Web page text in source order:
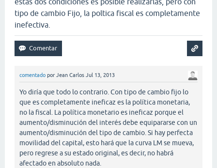
tipo de cambio Fijo, la poltica fiscal es completamente
inefectiva.
comentado por Jean Carlos Jul 13, 2013
Yo diría que todo lo contrario. Con tipo de cambio fijo lo
que es completamente ineficaz es la política monetaria,
no la fiscal. La política monetario es ineficaz porque el
aumento/disminución del interés debe equipararse con un
aumento/disminución del tipo de cambio. Si hay perfecta
movilidad del capital, esto hará que la curva LM se mueva,
pero regrese a su estado original, es decir, no habrá
afectado en absoluto nada.